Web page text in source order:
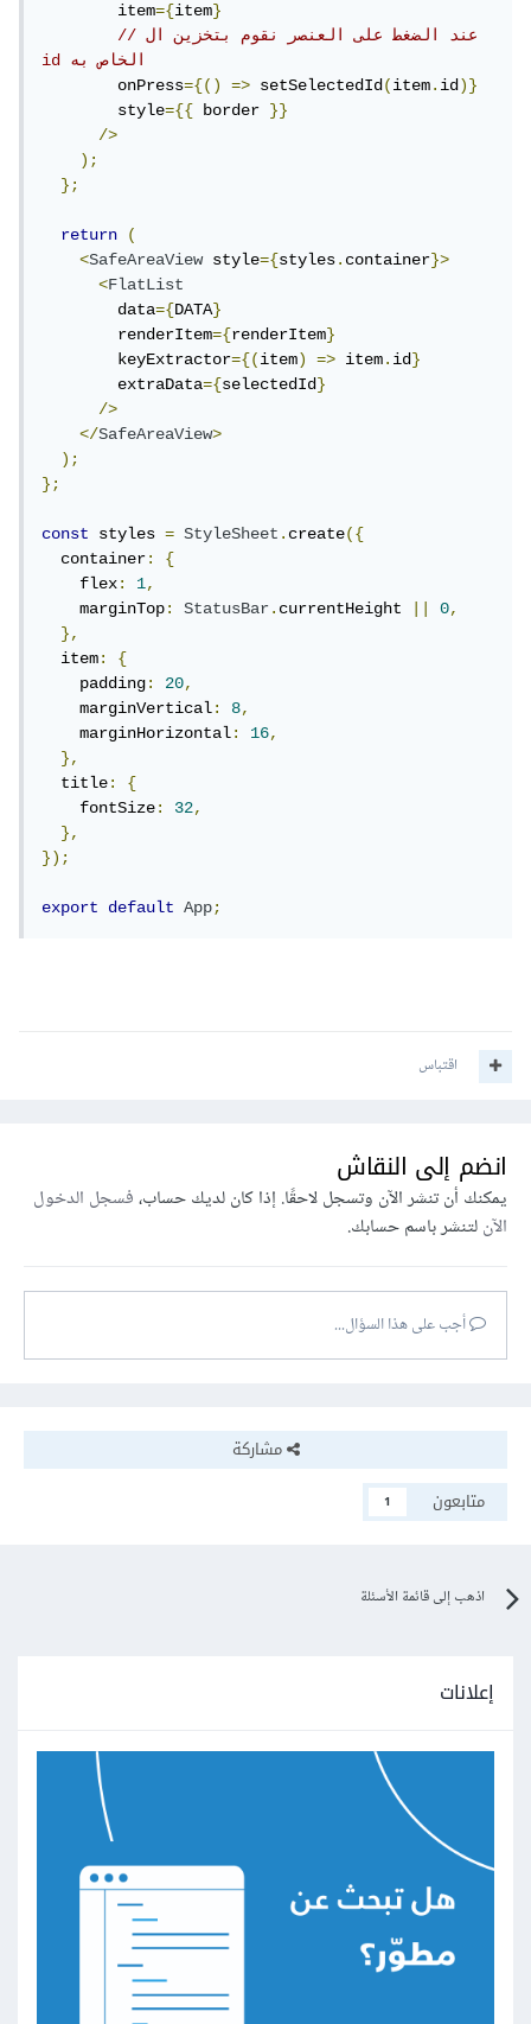
        item
={item}
// عند الضغط على العنصر نقوم بتخزين ال
id الخاص به
        onPress
={() => setSelectedId(item.id)}
        style
={{ border }}
/>
);
};
return
(
<SafeAreaView style={styles.container}>
<FlatList
        data
={DATA}
        renderItem
={renderItem}
        keyExtractor
={(item) => item.id}
        extraData
={selectedId}
/>
</SafeAreaView>
);
};
const styles = StyleSheet.create({
  container
:
{
    flex
: 1,
    marginTop
: StatusBar.currentHeight 0,
},
  item
:
{
    padding
: 20,
    marginVertical
: 8,
    marginHorizontal
: 16,
},
  title
:
{
    fontSize
: 32,
},
});
export default App;
اقتباس
انضم إلى النقاش
يمكنك أن تنشر الآن وتسجل لاحقًا. إذا كان لديك حساب،فسجل الدخول
الآنلتنشر باسم حسابك.
أجب على هذا السؤال...
مشاركة
متابعون
1
اذهب إلى قائمة الأسئلة
إعلانات